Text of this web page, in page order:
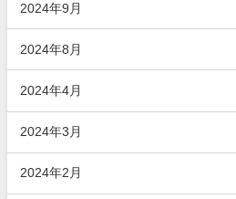
2024年9月
2024年8月
2024年4月
2024年3月
2024年2月